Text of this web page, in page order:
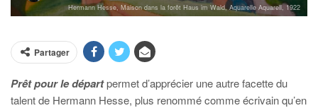
Hermann Hesse, Maison dans la forêt Haus im Wald, Aquarelle Aquarell, 1922
Partager
Prêt pour le départpermet d’apprécier une autre facette du
talent de Hermann Hesse, plus renommé comme écrivain qu’en